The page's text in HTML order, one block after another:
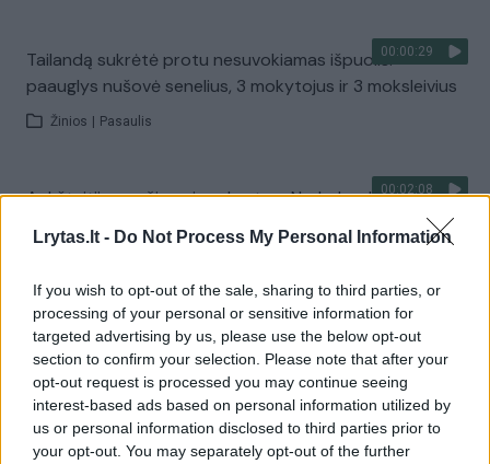
Lrytas.lt - Do Not Process My Personal Information
If you wish to opt-out of the sale, sharing to third parties, or
processing of your personal or sensitive information for
targeted advertising by us, please use the below opt-out
section to confirm your selection. Please note that after your
opt-out request is processed you may continue seeing
interest-based ads based on personal information utilized by
us or personal information disclosed to third parties prior to
your opt-out. You may separately opt-out of the further
00:00:29
Tailandą sukrėtė protu nesuvokiamas išpuolis:
paauglys nušovė senelius, 3 mokytojus ir 3 moksleivius
Žinios Pasaulis
00:02:08
Aukštaitijos pučiamųjų orkestras Nyderlanduose
Visi įrašai
Žiūrimiausi įrašai